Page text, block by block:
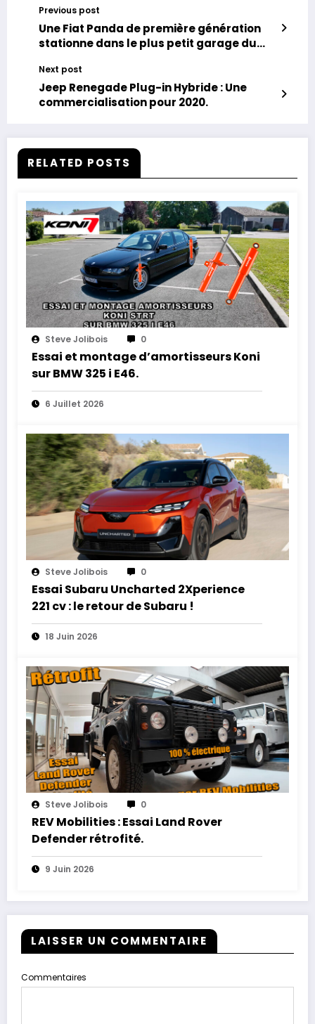
Previous post
Une Fiat Panda de première génération
stationne dans le plus petit garage du
Next post
Jeep Renegade Plug-in Hybride : Une
commercialisation pour 2020.
RELATED POSTS
Steve Jolibois 0
Essai et montage d’amortisseurs Koni
sur BMW 325 i E46.
6 Juillet 2026
Steve Jolibois 0
Essai Subaru Uncharted 2Xperience
221 cv : le retour de Subaru !
18 Juin 2026
Steve Jolibois 0
REV Mobilities : Essai Land Rover
Defender rétrofité.
9 Juin 2026
LAISSER UN COMMENTAIRE
Commentaires